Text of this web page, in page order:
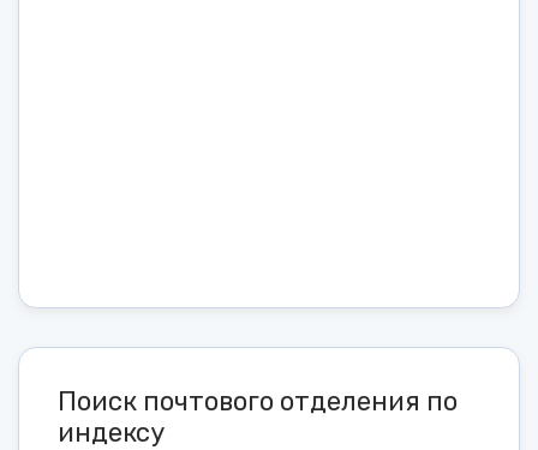
Поиск почтового отделения по
индексу